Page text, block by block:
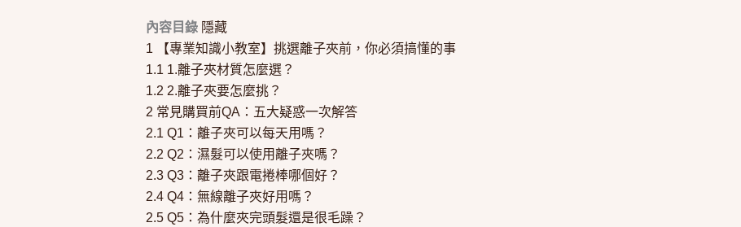
內容目錄 隱藏
1
【專業知識小教室】挑選離子夾前，你必須搞懂的事
1.1 1.離子夾材質怎麼選？
1.2 2.離子夾要怎麼挑？
2 常見購買前QA：五大疑惑一次解答
2.1 Q1：離子夾可以每天用嗎？
2.2 Q2：濕髮可以使用離子夾嗎？
2.3 Q3：離子夾跟電捲棒哪個好？
2.4 Q4：無線離子夾好用嗎？
2.5 Q5：為什麼夾完頭髮還是很毛躁？